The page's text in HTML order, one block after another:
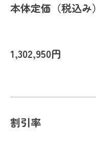
本体定価（税込み）
1,302,950円
割引率